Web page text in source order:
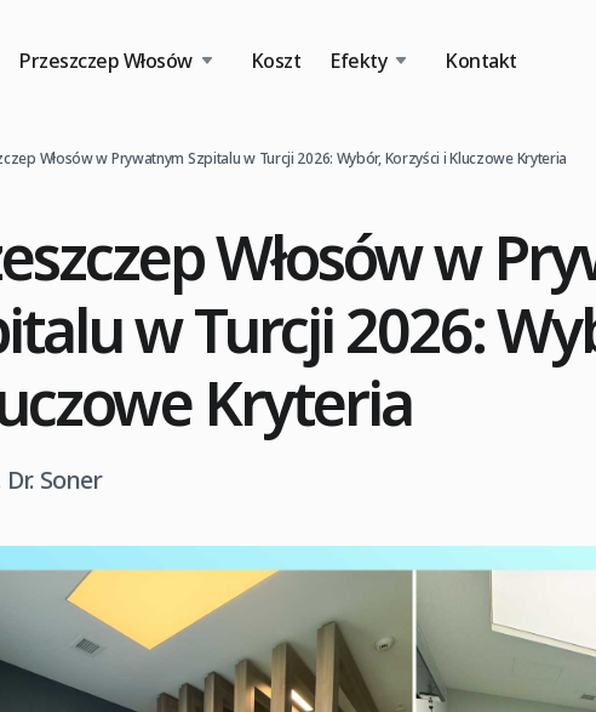
Przeszczep Włosów Koszt Efekty Kontakt
Włosów w Prywatnym Szpitalu w Turcji 2026: Wybór, Korzyści i Kluczowe Kryteria
Włosów w
w Turcji 2026:
Kryteria
Soner